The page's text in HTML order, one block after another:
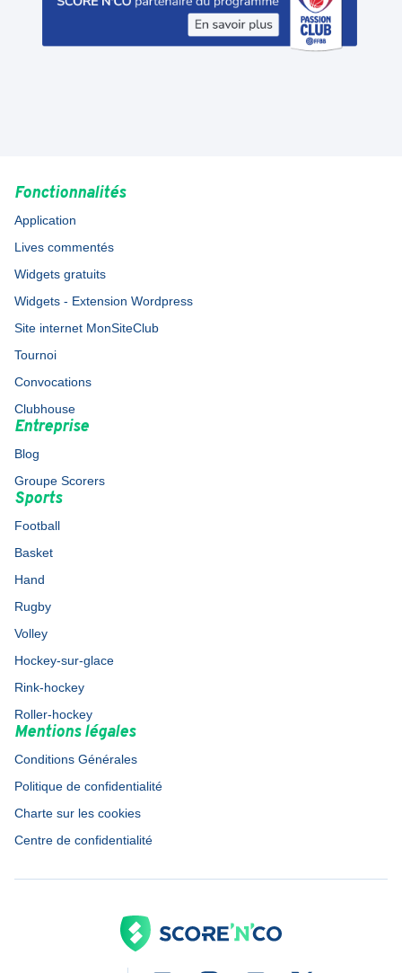
Fonctionnalités
Application
Lives commentés
Widgets gratuits
Widgets - Extension Wordpress
Site internet MonSiteClub
Tournoi
Convocations
Clubhouse
Entreprise
Blog
Groupe Scorers
Sports
Football
Basket
Hand
Rugby
Volley
Hockey-sur-glace
Rink-hockey
Roller-hockey
Mentions légales
Conditions Générales
Politique de confidentialité
Charte sur les cookies
Centre de confidentialité